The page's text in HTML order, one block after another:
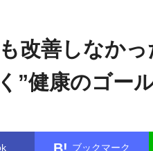
改善しなか
”健康のゴー
ブックマーク